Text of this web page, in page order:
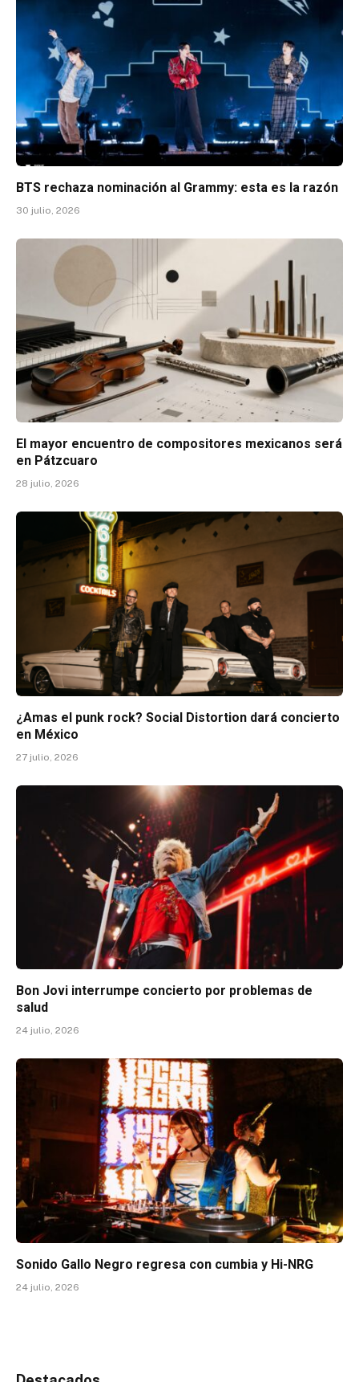
BTS rechaza nominación al Grammy: esta es la razón
30 julio, 2026
El mayor encuentro de compositores mexicanos será
en Pátzcuaro
28 julio, 2026
¿Amas el punk rock? Social Distortion dará concierto
en México
27 julio, 2026
Bon Jovi interrumpe concierto por problemas de
salud
24 julio, 2026
Sonido Gallo Negro regresa con cumbia y Hi-NRG
24 julio, 2026